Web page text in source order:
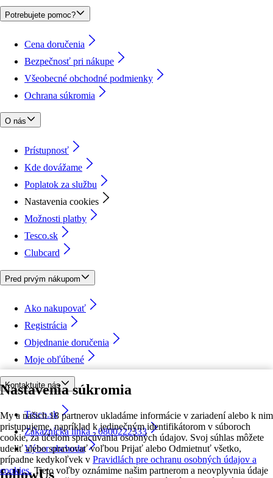
Nastavenia súkromia
My a našich 18 partnerov ukladáme informácie v zariadení alebo k nim
pristupujeme, napríklad k jedinečným identifikátorom v súboroch
cookie, za účelom spracúvania osobných údajov. Svoj súhlas môžete
udeliť alebo spravovať voľbou Prijať alebo Odmietnuť všetko,
prípadne kedykoľvek v Pravidlách pre ochranu osobných údajov a
cookies. Tieto voľby oznámime našim partnerom a neovplyvnia údaje
Potrebujete pomoc?
Cena doručenia
Bezpečnosť pri nákupe
Všeobecné obchodné podmienky
Ochrana súkromia
O nás
Prístupnosť
Kde dovážame
Poplatok za službu
Nastavenia cookies
Možnosti platby
Tesco.sk
Clubcard
Pred prvým nákupom
Ako nakupovať
Registrácia
Objednanie doručenia
Moje obľúbené
Kontaktujte nás
Tesco.sk
Zákaznícka linka - 0800222333
Výber obchodu
followUs